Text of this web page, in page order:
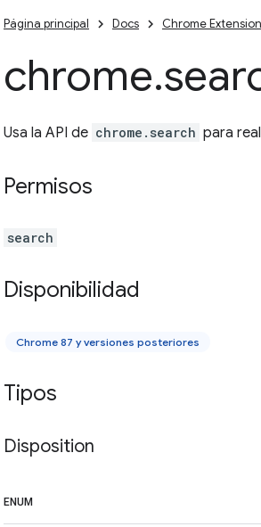
Página principal Docs Chrome
chrome.
Usa la API de chrome.search para
Permisos
search
Disponibilidad
Chrome 87 y versiones posteriores
Tipos
Disposition
ENUM